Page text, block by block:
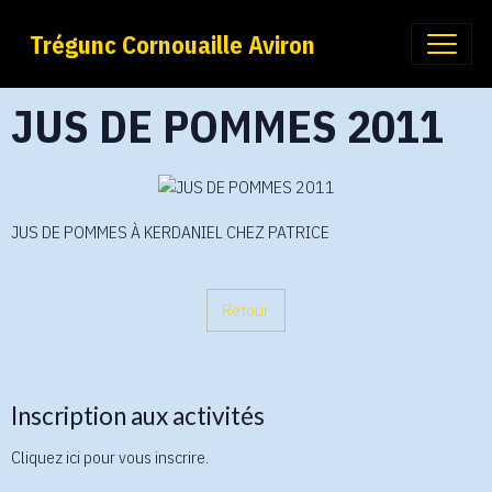
Trégunc Cornouaille Aviron
JUS DE POMMES 2011
JUS DE POMMES À KERDANIEL CHEZ PATRICE
Retour
Inscription aux activités
Cliquez ici pour vous inscrire.